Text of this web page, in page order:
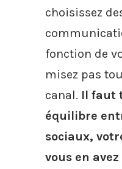
choisissez
fonction de
misez pas
canal. Il faut
équilibre
sociaux,
vous en